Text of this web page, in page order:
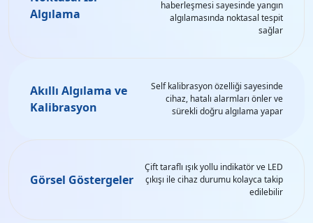
Algılama
haberleşmesi sayesinde yangın
algılamasında noktasal tespit
sağlar
Akıllı Algılama ve
Kalibrasyon
Self kalibrasyon özelliği sayesinde
cihaz, hatalı alarmları önler ve
sürekli doğru algılama yapar
Görsel Göstergeler
Çift taraflı ışık yollu indikatör ve LED
çıkışı ile cihaz durumu kolayca takip
edilebilir